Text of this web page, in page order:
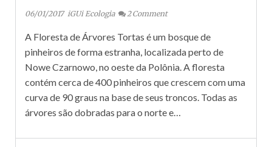
06/01/2017 iGUi Ecologia 2 Comment
A Floresta de Árvores Tortas é um bosque de
pinheiros de forma estranha, localizada perto de
Nowe Czarnowo, no oeste da Polônia. A floresta
contém cerca de 400 pinheiros que crescem com uma
curva de 90 graus na base de seus troncos. Todas as
árvores são dobradas para o norte e…